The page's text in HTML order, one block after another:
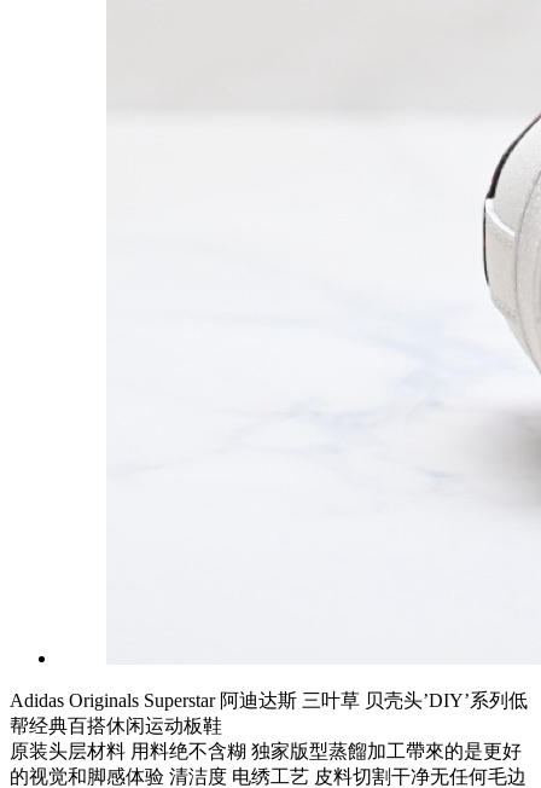
Adidas Originals Superstar 阿迪达斯 三叶草 贝壳头’DIY’系列低
帮经典百搭休闲运动板鞋
原装头层材料 用料绝不含糊 独家版型蒸餾加工帶來的是更好
的视觉和脚感体验 清洁度 电绣工艺 皮料切割干净无任何毛边